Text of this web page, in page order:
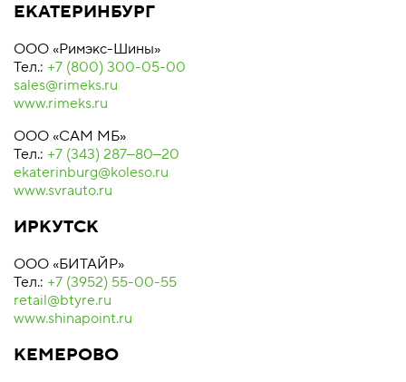
ЕКАТЕРИНБУРГ
ООО «Римэкс-Шины»
Тел.: +7 (800) 300-05-00
sales@rimeks.ru
www.rimeks.ru
ООО «САМ МБ»
Тел.: +7 (343) 287‒80‒20
ekaterinburg@koleso.ru
www.svrauto.ru
ИРКУТСК
ООО «БИТАЙР»
Тел.: +7 (3952) 55-00-55
retail@btyre.ru
www.shinapoint.ru
КЕМЕРОВО